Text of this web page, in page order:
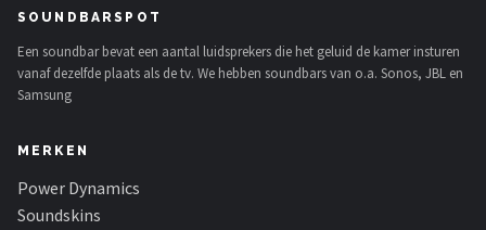
SOUNDBARSPOT
Een soundbar bevat een aantal luidsprekers die het geluid de kamer insturen
vanaf dezelfde plaats als de tv. We hebben soundbars van o.a. Sonos, JBL en
Samsung
MERKEN
Power Dynamics
Soundskins